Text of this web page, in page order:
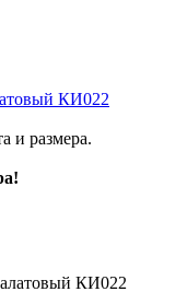
КИ022
и размера.